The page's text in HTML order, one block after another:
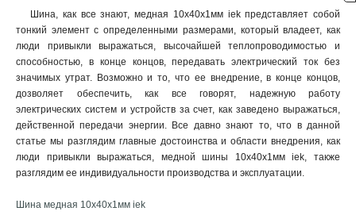
5x40x1мм 1
5x20x1мм 1
4x100x1мм 1
4x80x1мм 1
4x50x1мм 1
4x40x1мм 1
4x32x1мм 1
4x24x1мм 1
Шина, как все знают, медная 10x40x1мм iek представляет собой
тонкий элемент с определенными размерами, который владеет, как
люди привыкли выражаться, высочайшей теплопроводимостью и
способностью, в конце концов, передавать электрический ток без
значимых утрат. Возможно и то, что ее внедрение, в конце концов,
дозволяет обеспечить, как все говорят, надежную работу
электрических систем и устройств за счет, как заведено выражаться,
действенной передачи энергии. Все давно знают то, что в данной
статье мы разглядим главные достоинства и области внедрения, как
люди привыкли выражаться, медной шины 10x40x1мм iek, также
разглядим ее индивидуальности производства и эксплуатации.
Шина медная 10x40x1мм iek